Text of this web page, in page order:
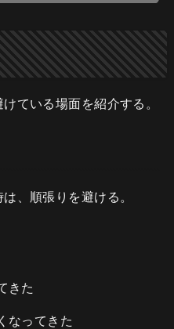
ている場面を紹介する。
、順張りを避ける。
きた
なってきた